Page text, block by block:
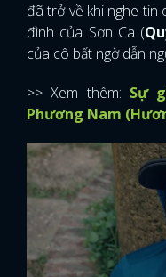
đã trở về khi nghe tin
đình của Sơn Ca (
của cô bất ngờ dẫn
>> Xem thêm: Sự
Phương Nam